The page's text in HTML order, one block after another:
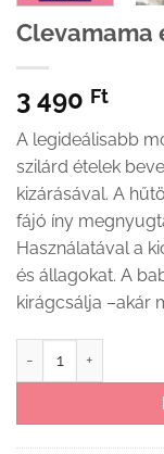
Clevamama
3 490 Ft
A legideálisabb
szilárd ételek
kizárásával. A
fájó íny
Használatával a
és állagokat. A
kirágcsálja –akár